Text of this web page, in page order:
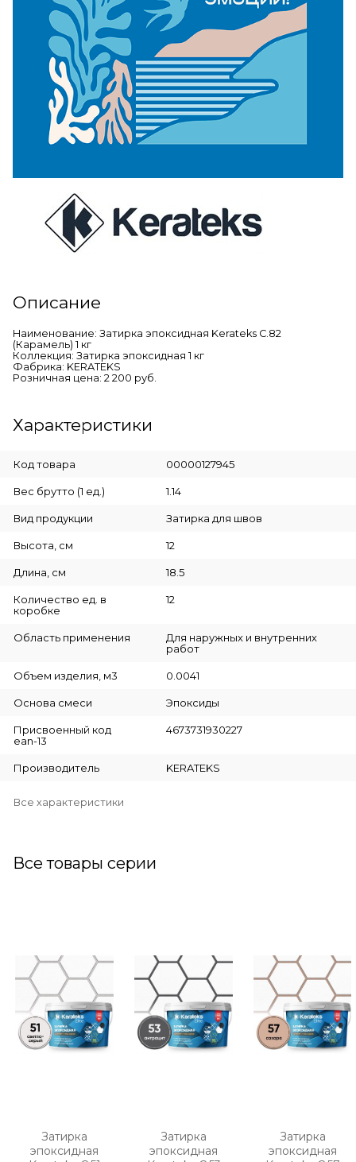
Описание
Наименование: Затирка эпоксидная Kerateks C.82
(Карамель) 1 кг
Коллекция: Затирка эпоксидная 1 кг
Фабрика: KERATEKS
Розничная цена: 2 200 руб.
Характеристики
Код товара 00000127945
Вес брутто (1 ед.) 1.14
Вид продукции Затирка для швов
Высота, см 12
Длина, см 18.5
Количество ед. в
коробке
12
Область применения
Для наружных и внутренних
работ
Объем изделия, м3 0.0041
Основа смеси Эпоксиды
Присвоенный код
ean-13
4673731930227
Производитель KERATEKS
Все характеристики
Все товары серии
Затирка
эпоксидная
Затирка
эпоксидная
Затирка
эпоксидная